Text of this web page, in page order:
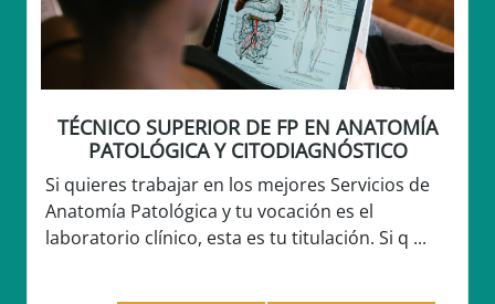
TÉCNICO SUPERIOR DE FP EN ANATOMÍA
PATOLÓGICA Y CITODIAGNÓSTICO
Si quieres trabajar en los mejores Servicios de
Anatomía Patológica y tu vocación es el
laboratorio clínico, esta es tu titulación. Si q ...